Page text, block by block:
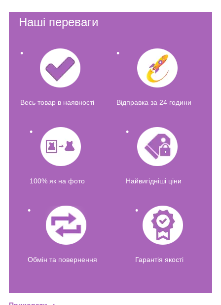
Наші переваги
Весь товар в наявності Відправка за 24 години
100% як на фото Найвигідніші ціни
Обмін та повернення Гарантія якості